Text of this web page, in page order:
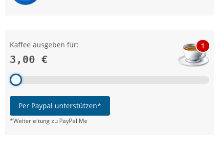
Kaffee ausgeben für:
3,00 €
1
Per Paypal unterstützen*
*Weiterleitung zu PayPal.Me